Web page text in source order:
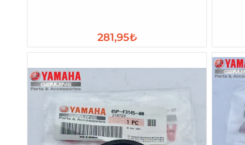
281,95₺